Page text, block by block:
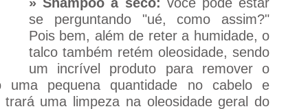
se perguntando "ué, como assim?"
Pois bem, além de reter a humidade, o
talco também retém oleosidade, sendo
um incrível produto para remover o
uma pequena quantidade no cabelo e
uma limpeza na oleosidade geral do